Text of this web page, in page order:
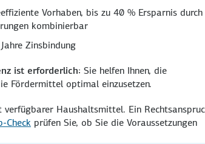
Vor­haben, bis zu 40 % Erspar­nis durch
kombi­nierbar
Zins­bindung
ist erforderlich: Sie helfen Ihnen, die
Förder­mittel optimal einzusetzen.
Haushalts­mittel. Ein
Check prüfen Sie, ob Sie die Voraussetzungen